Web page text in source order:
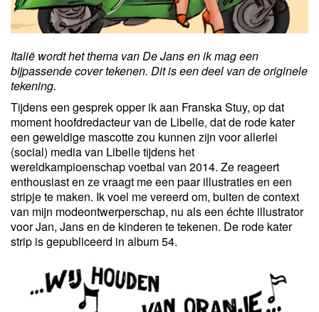
Italië wordt het thema van De Jans en ik mag een
bijpassende cover tekenen. Dit is een deel van de originele
tekening.
Tijdens een gesprek opper ik aan Franska Stuy, op dat
moment hoofdredacteur van de Libelle, dat de rode kater
een geweldige mascotte zou kunnen zijn voor allerlei
(social) media van Libelle tijdens het
wereldkampioenschap voetbal van 2014. Ze reageert
enthousiast en ze vraagt me een paar illustraties en een
stripje te maken. Ik voel me vereerd om, buiten de context
van mijn modeontwerperschap, nu als een échte illustrator
voor Jan, Jans en de kinderen te tekenen. De rode kater
strip is gepubliceerd in album 54.